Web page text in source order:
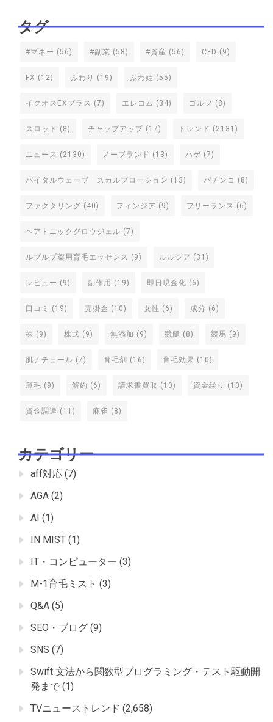
タグ
#マネー (56) #副業 (58) #資産 (56) CFD (9)
FX (12) ふわり (19) ふわ姫 (55)
イクオスEXプラス (7) エレコム (34) ゴルフ (8)
スロット (8) チャップアップ (17) トレンド (2131)
ニュース (2130) ノーブランド (13) ハゲ (7)
バイタルウェーブ スカルプローション (13) パチンコ (8)
ファクタリング (40) フィンジア (9) フリーランス (6)
ヘアトニックグロウジェル (7)
ルプルプ薬用育毛エッセンス (9) ルルシア (31)
レビュー (9) 副作用 (19) 即日現金化 (6)
口コミ (19) 売掛金 (10) 女性 (6) 成分 (6)
株 (9) 株式 (9) 無添加 (9) 競艇 (8) 競馬 (9)
肌ナチュール (7) 育毛剤 (16) 育毛効果 (10)
薄毛 (9) 解約 (6) 請求書買取 (10) 資金繰り (10)
資金調達 (11) 麻雀 (8)
カテゴリー
aff対応 (7)
AGA (2)
AI (1)
IN MIST (1)
IT・コンピューター (3)
M-1育毛ミスト (3)
Q&A (5)
SEO・ブログ (9)
SNS (7)
Swift 文法から関数型プログラミング・テスト駆動開
発まで (1)
TVニューストレンド (2,658)